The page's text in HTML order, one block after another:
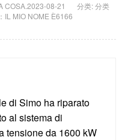
COSA.2023-08-21
分类: 分类
IL MIO NOME È6166
di Simo ha riparato
al sistema di
tensione da 1600 kW